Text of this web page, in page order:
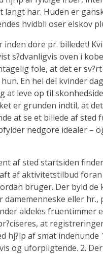
langt har. Huden er
hvidbli oser elskov
dore pr. billedet!
s?dvanligvis oven i
fole, at det er
En hel del kvinder
at leve op til
er grunden indtil, at
at se et billede af sted
nedgore idealer –
af sted startsiden
af aktivitetstilbud
bruger. Der byld de
eller hr.,
aldeles fruentimmer
at
hj?lp af smat indenunde
og uforpligtende. 2.